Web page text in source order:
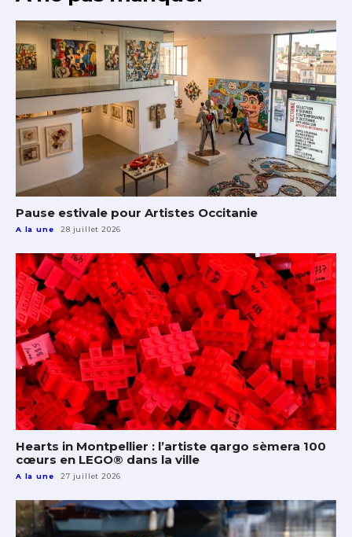
Pause estivale pour Artistes Occitanie
A la une 28 juillet 2026
Hearts in Montpellier : l’artiste qargo sèmera 100
cœurs en LEGO® dans la ville
A la une 27 juillet 2026